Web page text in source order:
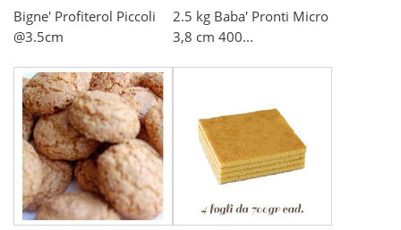
Bigne' Profiterol Piccoli
@3.5cm
2.5 kg Baba' Pronti Micro
3,8 cm 400...